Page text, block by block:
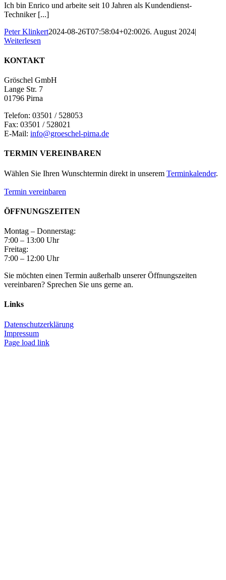
Ich bin Enrico und arbeite seit 10 Jahren als Kundendienst-
Techniker [...]
Peter Klinkert2024-08-26T07:58:04+02:0026. August 2024|
Weiterlesen
KONTAKT
Gröschel GmbH
Lange Str. 7
01796 Pirna
Telefon: 03501 / 528053
Fax: 03501 / 528021
E-Mail: info@groeschel-pirna.de
TERMIN VEREINBAREN
Wählen Sie Ihren Wunschtermin direkt in unserem Terminkalender.
Termin vereinbaren
ÖFFNUNGSZEITEN
Montag – Donnerstag:
7:00 – 13:00 Uhr
Freitag:
7:00 – 12:00 Uhr
Sie möchten einen Termin außerhalb unserer Öffnungszeiten
vereinbaren? Sprechen Sie uns gerne an.
Links
Datenschutzerklärung
Impressum
Page load link